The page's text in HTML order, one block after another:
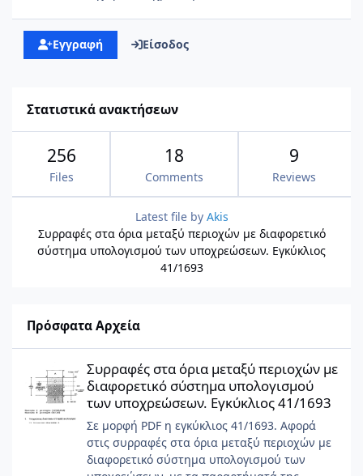
Εγγραφή Είσοδος
Στατιστικά ανακτήσεων
256
Files
18
Comments
9
Reviews
Latest file by Akis
Συρραφές στα όρια μεταξύ περιοχών με διαφορετικό
σύστημα υπολογισμού των υποχρεώσεων. Εγκύκλιος
41/1693
Πρόσφατα Αρχεία
Συρραφές στα όρια μεταξύ περιοχών με
διαφορετικό σύστημα υπολογισμού
των υποχρεώσεων. Εγκύκλιος 41/1693
Σε μορφή PDF η εγκύκλιος 41/1693. Αφορά
στις συρραφές στα όρια μεταξύ περιοχών με
διαφορετικό σύστημα υπολογισμού των